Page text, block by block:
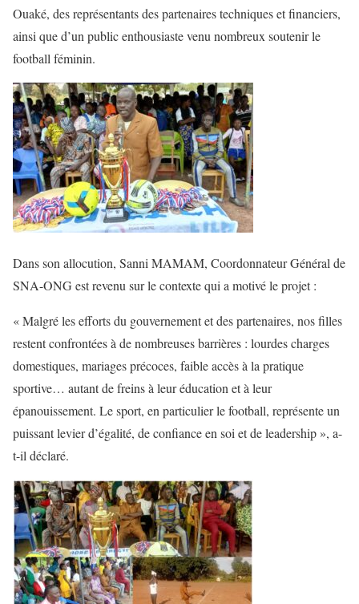
Ouaké, des représentants des partenaires techniques et financiers,
ainsi que d’un public enthousiaste venu nombreux soutenir le
football féminin.
Dans son allocution, Sanni MAMAM, Coordonnateur Général de
SNA-ONG est revenu sur le contexte qui a motivé le projet :
« Malgré les efforts du gouvernement et des partenaires, nos filles
restent confrontées à de nombreuses barrières : lourdes charges
domestiques, mariages précoces, faible accès à la pratique
sportive… autant de freins à leur éducation et à leur
épanouissement. Le sport, en particulier le football, représente un
puissant levier d’égalité, de confiance en soi et de leadership », a-
t-il déclaré.